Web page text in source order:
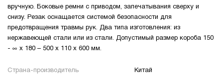
вручную. Боковые ремни с приводом, запечатывания сверху и
снизу. Резак оснащается системой безопасности для
предотвращения травмы рук. Два типа изготовления: из
нержавеющей стали или из стали. Допустимый размер короба 150
- ∞ x 180 – 500 x 110 x 600 мм.
Страна-производитель Китай